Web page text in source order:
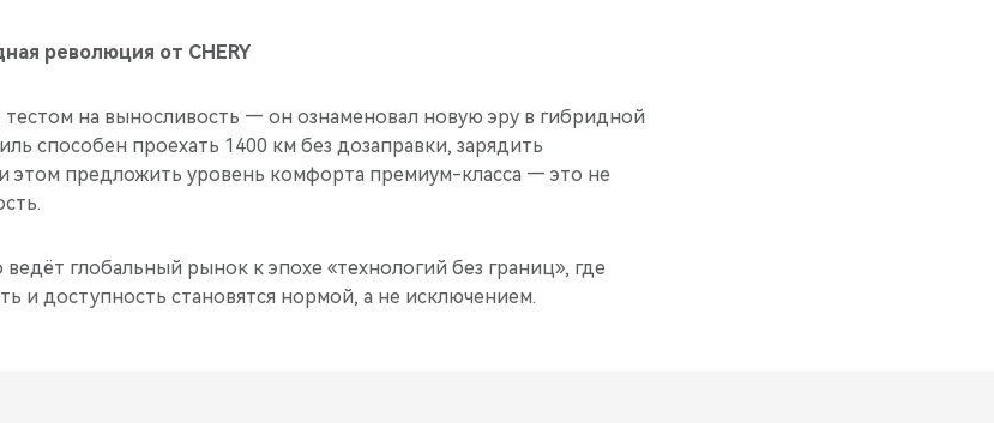
революция от CHERY
на выносливость — он ознаменовал новую эру в гибридной
способен проехать 1400 км без дозаправки, зарядить
этом предложить уровень комфорта премиум-класса — это не
глобальный рынок к эпохе «технологий без границ», где
и доступность становятся нормой, а не исключением.